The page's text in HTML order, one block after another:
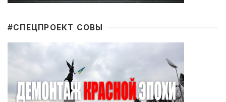
#CПЕЦПРОЕКТ СОВЫ